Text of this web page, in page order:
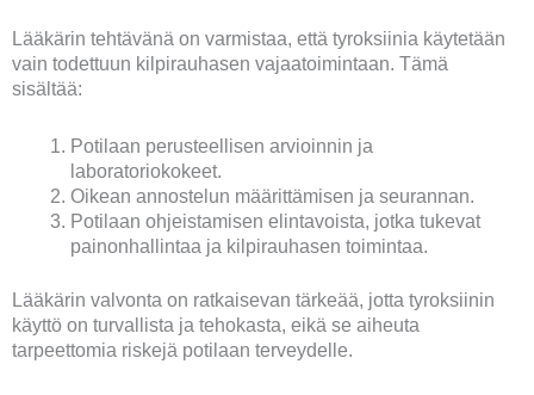
Lääkärin tehtävänä on varmistaa, että tyroksiinia käytetään
vain todettuun kilpirauhasen vajaatoimintaan. Tämä
sisältää:
Potilaan perusteellisen arvioinnin ja
laboratoriokokeet.
Oikean annostelun määrittämisen ja seurannan.
Potilaan ohjeistamisen elintavoista, jotka tukevat
painonhallintaa ja kilpirauhasen toimintaa.
Lääkärin valvonta on ratkaisevan tärkeää, jotta tyroksiinin
käyttö on turvallista ja tehokasta, eikä se aiheuta
tarpeettomia riskejä potilaan terveydelle.